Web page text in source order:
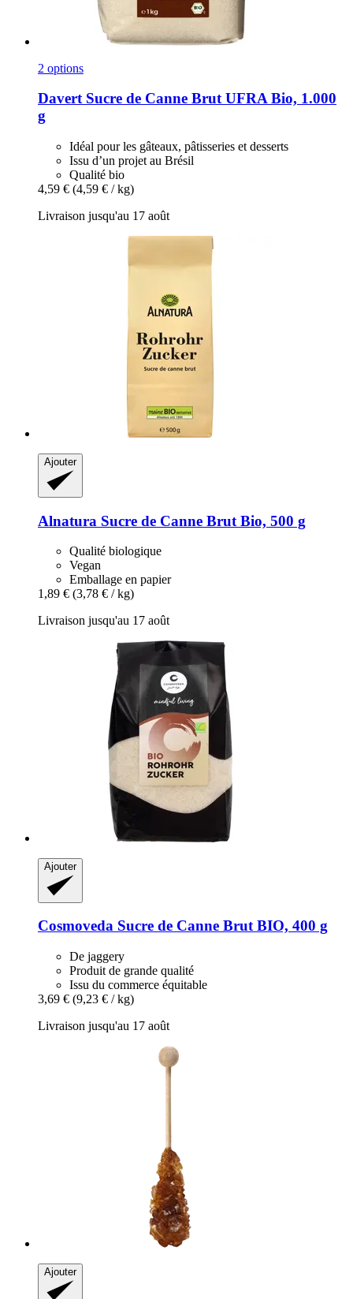
2 options
DavertSucre de Canne Brut UFRA Bio, 1.000
g
Idéal pour les gâteaux, pâtisseries et desserts
Issu d’un projet au Brésil
Qualité bio
4,59 € (4,59 € / kg)
Livraison jusqu'au 17 août
Ajouter
Alnatura Sucre de Canne Brut Bio, 500 g
Qualité biologique
Vegan
Emballage en papier
1,89 € (3,78 € / kg)
Livraison jusqu'au 17 août
Ajouter
Cosmoveda Sucre de Canne Brut BIO, 400 g
De jaggery
Produit de grande qualité
Issu du commerce équitable
3,69 € (9,23 € / kg)
Livraison jusqu'au 17 août
Ajouter